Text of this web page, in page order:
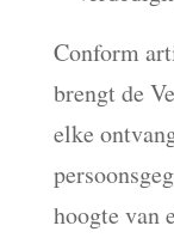
Conform
brengt de
elke
hoogte van